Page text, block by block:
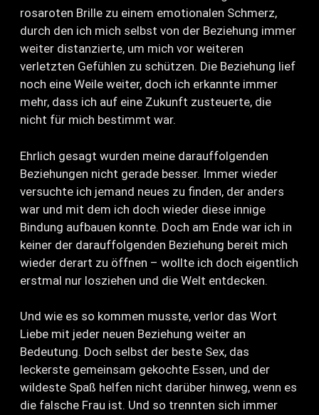
rosaroten Brille zu einem emotionalen Schmerz,
durch den ich mich selbst von der Beziehung immer
weiter distanzierte, um mich vor weiteren
verletzten Gefühlen zu schützen. Die Beziehung lief
noch eine Weile weiter, doch ich erkannte immer
mehr, dass ich auf eine Zukunft zusteuerte, die
nicht für mich bestimmt war.
Ehrlich gesagt wurden meine darauffolgenden
Beziehungen nicht gerade besser. Immer wieder
versuchte ich jemand neues zu finden, der anders
war und mit dem ich doch wieder diese innige
Bindung aufbauen konnte. Doch am Ende war ich in
keiner der darauffolgenden Beziehung bereit mich
wieder derart zu öffnen – wollte ich doch eigentlich
erstmal nur losziehen und die Welt entdecken.
Und wie es so kommen musste, verlor das Wort
Liebe mit jeder neuen Beziehung weiter an
Bedeutung. Doch selbst der beste Sex, das
leckerste gemeinsam gekochte Essen, und der
wildeste Spaß helfen nicht darüber hinweg, wenn es
die falsche Frau ist. Und so trennten sich immer